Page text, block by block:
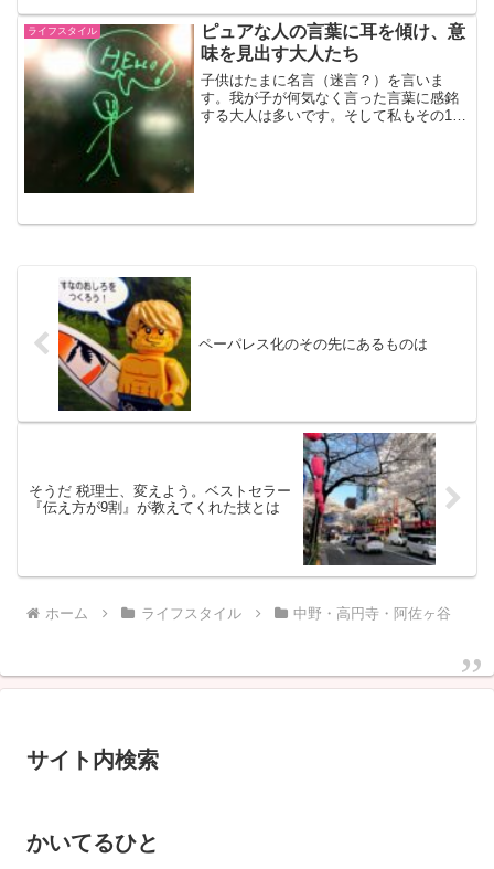
める『消防博物館』。東京の四谷にあり
ます。東京メトロ丸ノ内...
ライフスタイル
ピュアな人の言葉に耳を傾け、意
味を見出す大人たち
子供はたまに名言（迷言？）を言いま
す。我が子が何気なく言った言葉に感銘
する大人は多いです。そして私もその1人
ペーパレス化のその先にあるものは
そうだ 税理士、変えよう。ベストセラー
『伝え方が9割』が教えてくれた技とは
ホーム ライフスタイル 中野・高円寺・阿佐ヶ谷
サイト内検索
かいてるひと